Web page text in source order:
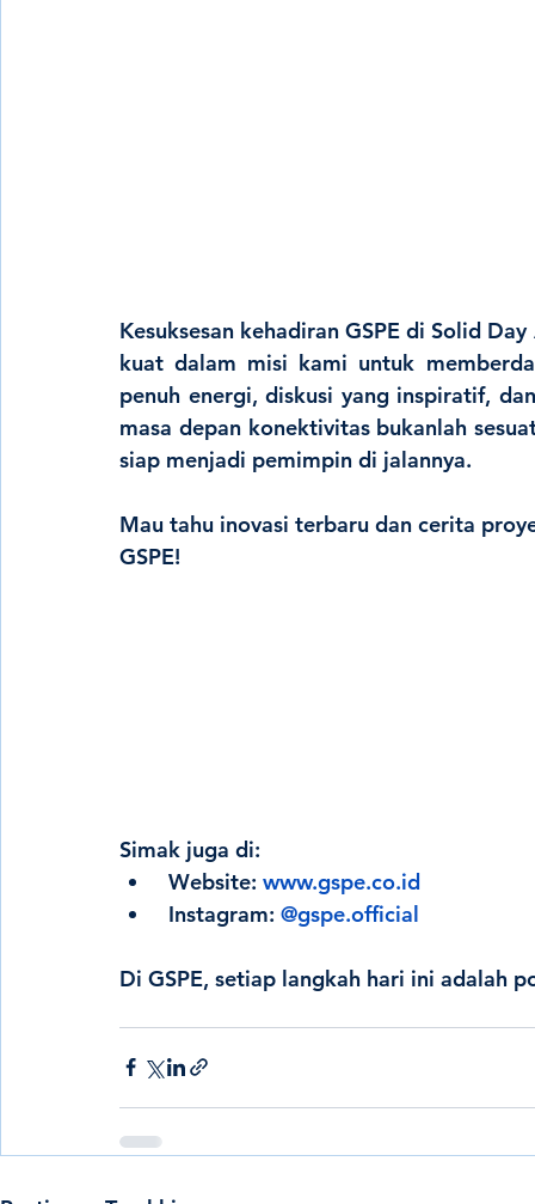
Kesuksesan kehadiran GSPE di Solid Day
kuat dalam misi kami untuk
masa depan konektivitas bukanlah
siap menjadi pemimpin di jalannya.
Mau tahu inovasi terbaru dan cerita
GSPE!
Simak juga di:
Website: www.gspe.co.id
Instagram: @gspe.official
Di GSPE, setiap langkah hari ini adalah